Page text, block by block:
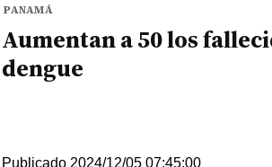
PANAMÁ
Aumentan a 50 los
dengue
Publicado 2024/12/05 07:45:00